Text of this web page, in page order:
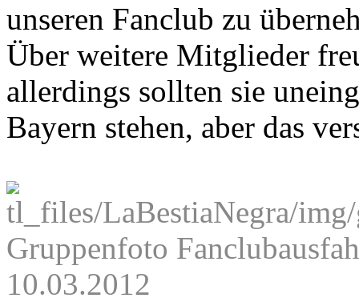
unseren Fanclub zu
Über weitere Mitglieder
allerdings sollten sie
Bayern stehen, aber das
Gruppenfoto
10.03.2012